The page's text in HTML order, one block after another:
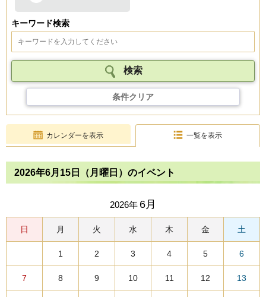
キーワード検索
条件クリア
カレンダーを表示 一覧を表示
2026年6月15日（月曜日）のイベント
2026年 6月
日 月 火 水 木 金 土
1 2 3 4 5 6
7 8 9 10 11 12 13